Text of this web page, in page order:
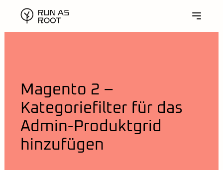
Magento 2 –
Kategoriefilter für das
Admin-Produktgrid
hinzufügen